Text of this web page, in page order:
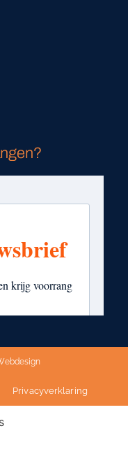
Privacyverklaring